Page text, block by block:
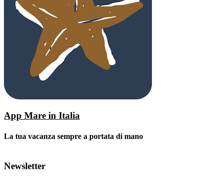
App Mare in Italia
La tua vacanza sempre a portata di mano
Newsletter